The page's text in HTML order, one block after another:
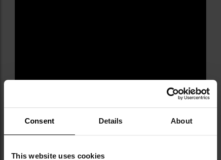
Consent Details About
This website uses cookies
Kolor: Gray